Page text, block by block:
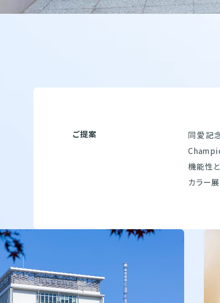
ご提案
同愛記
機能性
カラー